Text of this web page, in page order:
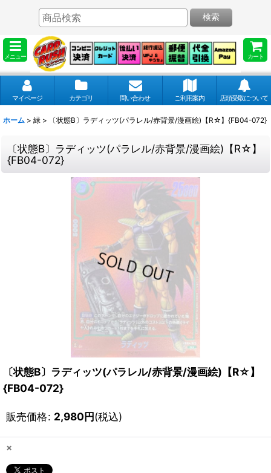
メニュー カート
検索
マイページ カテゴリ 問い合わせ ご利用案内 店頭受取について
ホーム > 緑 > 〔状態B〕ラディッツ(パラレル/赤背景/漫画絵)【R☆】{FB04-072}
〔状態B〕ラディッツ(パラレル/赤背景/漫画絵)【R☆】
{FB04-072}
〔状態B〕ラディッツ(パラレル/赤背景/漫画絵)【R☆】
{FB04-072}
販売価格: 2,980円(税込)
×